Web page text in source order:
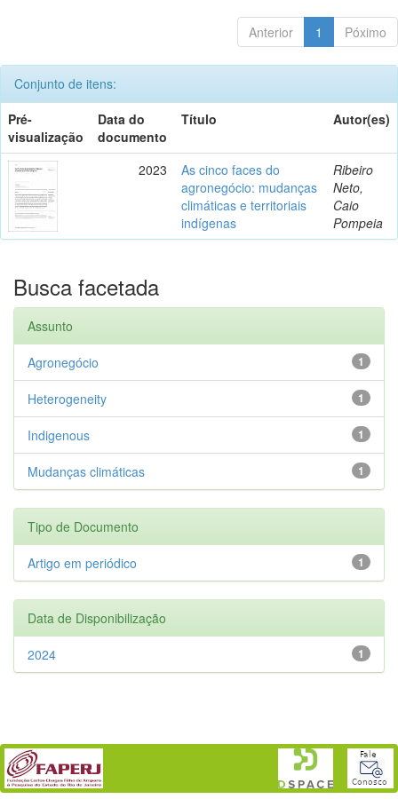
Anterior 1 Póximo
Conjunto de itens:
Pré-
visualização
Data do
documento
Título Autor(es)
2023
As cinco faces do
agronegócio: mudanças
climáticas e territoriais
indígenas
Ribeiro
Neto,
Caio
Pompeia
Busca facetada
Assunto
1
Agronegócio
1
Heterogeneity
1
Indigenous
1
Mudanças climáticas
Tipo de Documento
1
Artigo em periódico
Data de Disponibilização
1
2024